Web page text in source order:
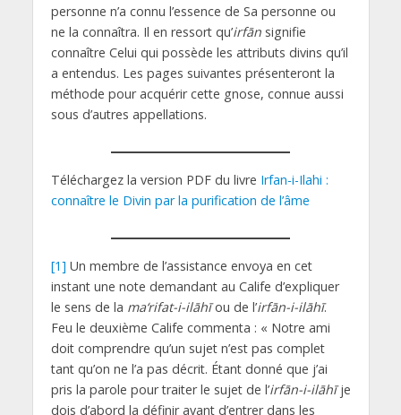
personne n’a connu l’essence de Sa personne ou
ne la connaîtra. Il en ressort qu’irfānsignifie
connaître Celui qui possède les attributs divins qu’il
a entendus. Les pages suivantes présenteront la
méthode pour acquérir cette gnose, connue aussi
sous d’autres appellations.
Téléchargez la version PDF du livre Irfan-i-Ilahi :
connaître le Divin par la purification de l’âme
[1] Un membre de l’assistance envoya en cet
instant une note demandant au Calife d’expliquer
le sens de la ma‘rifat-i-ilāhīou de l’irfān-i-ilāhī.
Feu le deuxième Calife commenta : « Notre ami
doit comprendre qu’un sujet n’est pas complet
tant qu’on ne l’a pas décrit. Étant donné que j’ai
pris la parole pour traiter le sujet de l’irfān-i-ilāhīje
dois d’abord la définir avant d’entrer dans les